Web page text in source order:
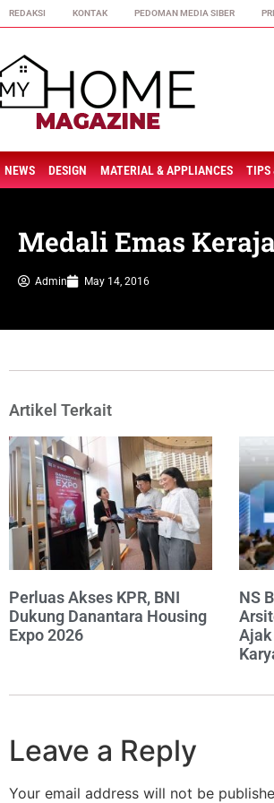
REDAKSI KONTAK PEDOMAN MEDIA SIBER
NEWS DESIGN MATERIAL & APPLIANCES TIPS
Medali Emas
Admin May 14, 2016
Artikel Terkait
Perluas Akses KPR, BNI
Dukung Danantara Housing
Expo 2026
NS
Leave a Reply
Your email address will not be